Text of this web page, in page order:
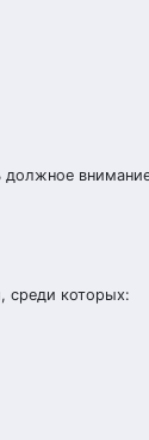
среди которых: